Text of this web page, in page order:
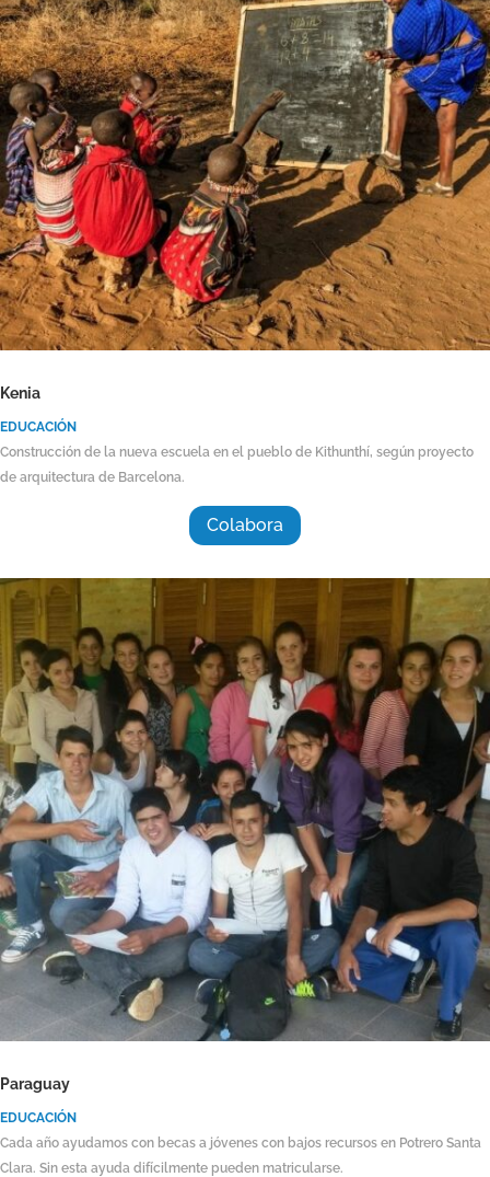
Kenia
EDUCACIÓN
Construcción de la nueva escuela en el pueblo de Kithunthí, según proyecto
de arquitectura de Barcelona.
Colabora
Paraguay
EDUCACIÓN
Cada año ayudamos con becas a jóvenes con bajos recursos en Potrero Santa
Clara. Sin esta ayuda difícilmente pueden matricularse.